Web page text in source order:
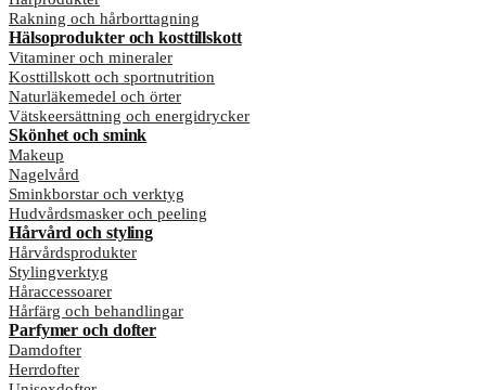
Rakning och hårborttagning
Hälsoprodukter och kosttillskott
Vitaminer och mineraler
Kosttillskott och sportnutrition
Naturläkemedel och örter
Vätskeersättning och energidrycker
Skönhet och smink
Makeup
Nagelvård
Sminkborstar och verktyg
Hudvårdsmasker och peeling
Hårvård och styling
Hårvårdsprodukter
Stylingverktyg
Håraccessoarer
Hårfärg och behandlingar
Parfymer och dofter
Damdofter
Herrdofter